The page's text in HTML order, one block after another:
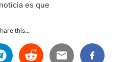
es que
this...